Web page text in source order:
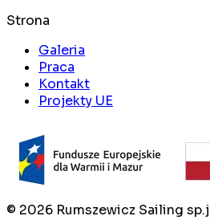
Strona
Galeria
Praca
Kontakt
Projekty UE
© 2026 Rumszewicz Sailing